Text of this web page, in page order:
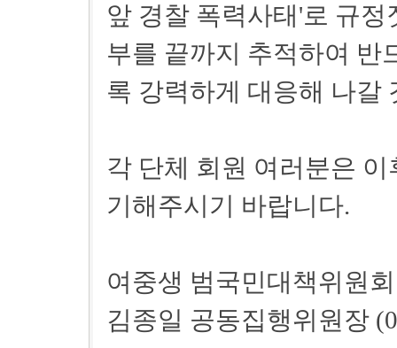
앞 경찰 폭력사태'로 규
부를 끝까지 추적하여 반
록 강력하게 대응해 나갈
각 단체 회원 여러분은
기해주시기 바랍니다.
여중생 범국민대책위원
김종일 공동집행위원장